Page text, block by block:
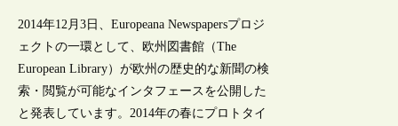
2014年12月3日、Europeana Newspapersプロジ
ェクトの一環として、欧州図書館（The
European Library）が欧州の歴史的な新聞の検
索・閲覧が可能なインタフェースを公開した
と発表しています。2014年の春にプロトタイ